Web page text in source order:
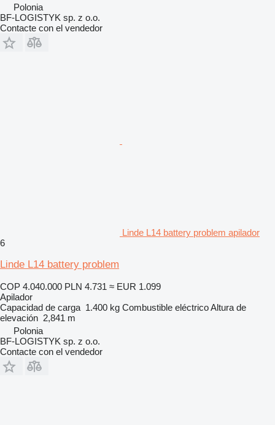
Polonia
BF-LOGISTYK sp. z o.o.
Contacte con el vendedor
Linde L14 battery problem apilador
6
Linde L14 battery problem
COP 4.040.000 PLN 4.731 ≈ EUR 1.099
Apilador
Capacidad de carga 1.400 kg Combustible eléctricoAltura de
elevación 2,841 m
Polonia
BF-LOGISTYK sp. z o.o.
Contacte con el vendedor